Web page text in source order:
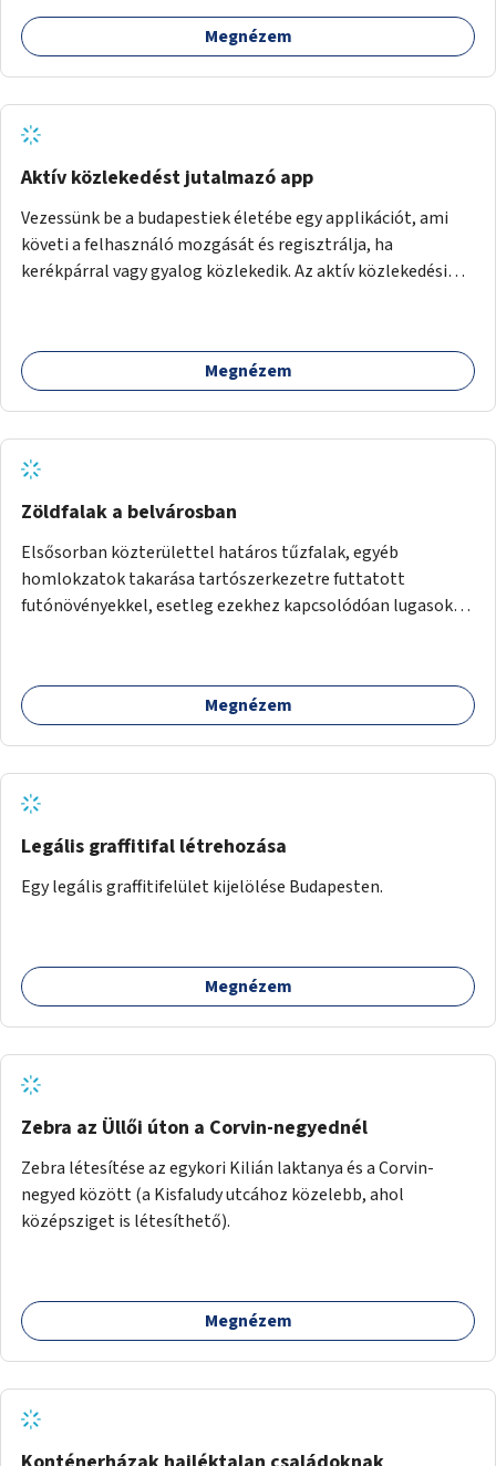
Megnézem
Aktív közlekedést jutalmazó app
Vezessünk be a budapestiek életébe egy applikációt, ami
követi a felhasználó mozgását és regisztrálja, ha
kerékpárral vagy gyalog közlekedik. Az aktív közlekedési
felhasználó.
Megnézem
Zöldfalak a belvárosban
Elsősorban közterülettel határos tűzfalak, egyéb
homlokzatok takarása tartószerkezetre futtatott
futónövényekkel, esetleg ezekhez kapcsolódóan lugasok
nincs lehetőség.
Megnézem
Legális graffitifal létrehozása
Egy legális graffitifelület kijelölése Budapesten.
Megnézem
Zebra az Üllői úton a Corvin-negyednél
Zebra létesítése az egykori Kilián laktanya és a Corvin-
negyed között (a Kisfaludy utcához közelebb, ahol
középsziget is létesíthető).
Megnézem